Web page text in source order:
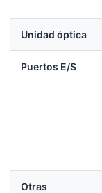
Unidad óptica
Puertos E/S
Otras